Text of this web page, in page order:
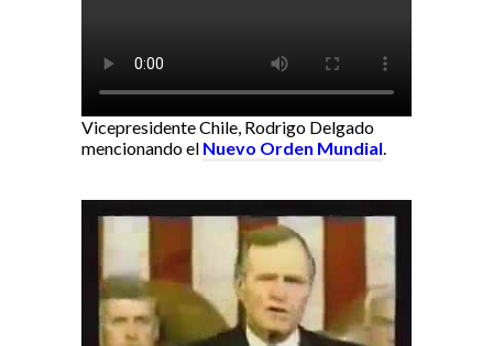
Vicepresidente Chile, Rodrigo Delgado
mencionando el Nuevo Orden Mundial.